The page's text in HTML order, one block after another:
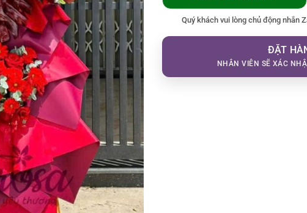
Quý khách vui lòng chủ động nhắn
ĐẶT
NHÂN VIÊN SẼ XÁC